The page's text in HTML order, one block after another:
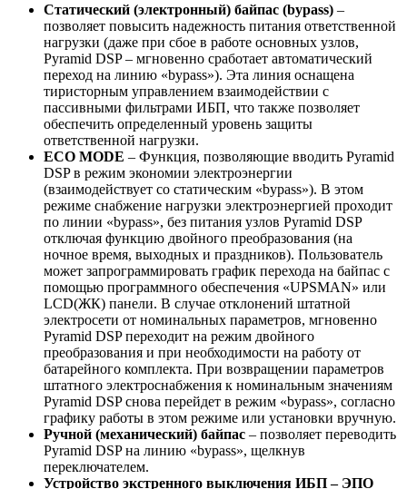
Статический (электронный) байпас (bypass) –
позволяет повысить надежность питания ответственной
нагрузки (даже при сбое в работе основных узлов,
Pyramid DSP – мгновенно сработает автоматический
переход на линию «bypass»). Эта линия оснащена
тиристорным управлением взаимодействии с
пассивными фильтрами ИБП, что также позволяет
обеспечить определенный уровень защиты
ответственной нагрузки.
ECO MODE – Функция, позволяющие вводить Pyramid
DSP в режим экономии электроэнергии
(взаимодействует со статическим «bypass»). В этом
режиме снабжение нагрузки электроэнергией проходит
по линии «bypass», без питания узлов Pyramid DSP
отключая функцию двойного преобразования (на
ночное время, выходных и праздников). Пользователь
может запрограммировать график перехода на байпас с
помощью программного обеспечения «UPSMAN» или
LCD(ЖК) панели. В случае отклонений штатной
электросети от номинальных параметров, мгновенно
Pyramid DSP переходит на режим двойного
преобразования и при необходимости на работу от
батарейного комплекта. При возвращении параметров
штатного электроснабжения к номинальным значениям
Pyramid DSP снова перейдет в режим «bypass», согласно
графику работы в этом режиме или установки вручную.
Ручной (механический) байпас – позволяет переводить
Pyramid DSP на линию «bypass», щелкнув
переключателем.
Устройство экстренного выключения ИБП – ЭПО